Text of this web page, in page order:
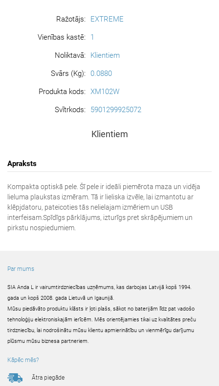
Ražotājs: EXTREME
Vienības kastē: 1
Noliktavā: Klientiem
Svārs (Kg): 0.0880
Produkta kods: XM102W
Svītrkods: 5901299925072
Klientiem
Apraksts
Kompakta optiskā pele. Šī pele ir ideāli piemērota maza un vidēja
lieluma plaukstas izmēram. Tā ir lieliska izvēle, lai izmantotu ar
klēpjdatoru, pateicoties tās nelielajam izmēriem un USB
interfeisam.Spīdīgs pārklājums, izturīgs pret skrāpējumiem un
pirkstu nospiedumiem.
Par mums
SIA Anda L ir vairumtirdzniecības uzņēmums, kas darbojas Latvijā kopš 1994.
gada un kopš 2008. gada Lietuvā un Igaunijā.
Mūsu piedāvāto produktu klāsts ir ļoti plašs, sākot no baterijām līdz pat vadošo
tehnoloģiju elektroniskajām ierīcēm. Mēs orientējamies tikai uz kvalitātes preču
tirdzniecību, lai nodrošinātu mūsu klientu apmierinātību un vienmērīgu darījumu
plūsmu mūsu biznesa partneriem.
Kāpēc mēs?
Ātra piegāde